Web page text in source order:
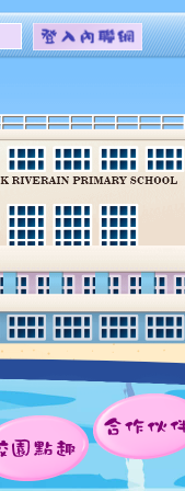
登
密
碼
校園點趣
合作伙伴